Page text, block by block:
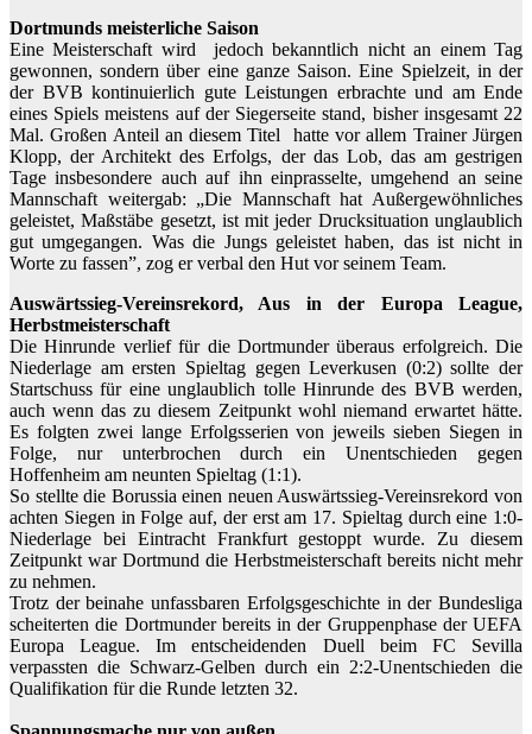
Dortmunds meisterliche Saison
Eine Meisterschaft wird jedoch bekanntlich nicht an einem Tag
gewonnen, sondern über eine ganze Saison. Eine Spielzeit, in der
der BVB kontinuierlich gute Leistungen erbrachte und am Ende
eines Spiels meistens auf der Siegerseite stand, bisher insgesamt 22
Mal. Großen Anteil an diesem Titel hatte vor allem Trainer Jürgen
Klopp, der Architekt des Erfolgs, der das Lob, das am gestrigen
Tage insbesondere auch auf ihn einprasselte, umgehend an seine
Mannschaft weitergab: „Die Mannschaft hat Außergewöhnliches
geleistet, Maßstäbe gesetzt, ist mit jeder Drucksituation unglaublich
gut umgegangen. Was die Jungs geleistet haben, das ist nicht in
Worte zu fassen”, zog er verbal den Hut vor seinem Team.
Auswärtssieg-Vereinsrekord, Aus in der Europa League,
Herbstmeisterschaft
Die Hinrunde verlief für die Dortmunder überaus erfolgreich. Die
Niederlage am ersten Spieltag gegen Leverkusen (0:2) sollte der
Startschuss für eine unglaublich tolle Hinrunde des BVB werden,
auch wenn das zu diesem Zeitpunkt wohl niemand erwartet hätte.
Es folgten zwei lange Erfolgsserien von jeweils sieben Siegen in
Folge, nur unterbrochen durch ein Unentschieden gegen
Hoffenheim am neunten Spieltag (1:1).
So stellte die Borussia einen neuen Auswärtssieg-Vereinsrekord von
achten Siegen in Folge auf, der erst am 17. Spieltag durch eine 1:0-
Niederlage bei Eintracht Frankfurt gestoppt wurde. Zu diesem
Zeitpunkt war Dortmund die Herbstmeisterschaft bereits nicht mehr
zu nehmen.
Trotz der beinahe unfassbaren Erfolgsgeschichte in der Bundesliga
scheiterten die Dortmunder bereits in der Gruppenphase der UEFA
Europa League. Im entscheidenden Duell beim FC Sevilla
verpassten die Schwarz-Gelben durch ein 2:2-Unentschieden die
Qualifikation für die Runde letzten 32.